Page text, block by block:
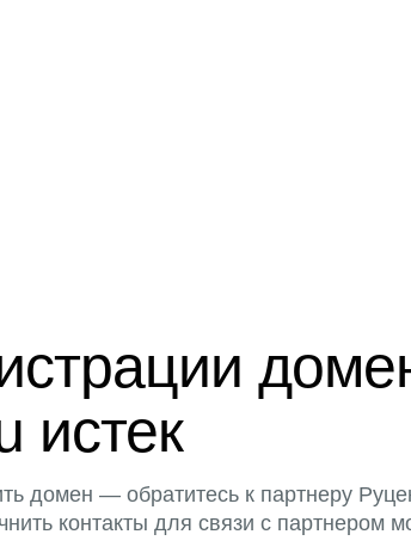
истек
домен — обратитесь к партнеру
контакты для связи с партнером